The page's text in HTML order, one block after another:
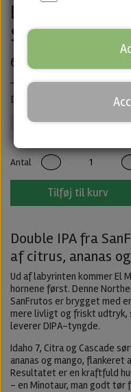
El Minotauro ·
SanFrutos
60,00 kr.
Double IPA · ABV: 8,1% ·
SanFrutos IPA
Antal
Tilføj til kurv
Double IPA fra
af citrus, ananas
Ud af labyrinten kommer El
hornene først. Denne
SanFrutos er brygget med
mere livligt og friskt udtryk,
leverer DIPA-tyngde.
Idaho 7, Citra og Cascade
ananas og mango,
Resultatet er en kraftfuld
– en Minotaur, man godt tør